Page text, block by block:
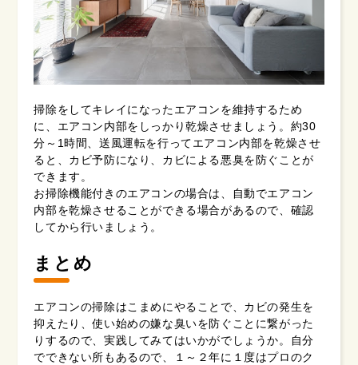
掃除をしてキレイになったエアコンを維持するため
に、エアコン内部をしっかり乾燥させましょう。約30
分～1時間、送風運転を行ってエアコン内部を乾燥させ
ると、カビ予防になり、カビによる悪臭を防ぐことが
できます。
お掃除機能付きのエアコンの場合は、自動でエアコン
内部を乾燥させることができる場合があるので、確認
してから行いましょう。
まとめ
エアコンの掃除はこまめにやることで、カビの発生を
抑えたり、使い始めの嫌な臭いを防ぐことに繋がった
りするので、実践してみてはいかがでしょうか。自分
でできない所もあるので、１～２年に１度はプロのク